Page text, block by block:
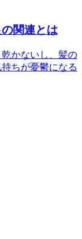
関連とは
かないし、髪の
ちが憂鬱になる